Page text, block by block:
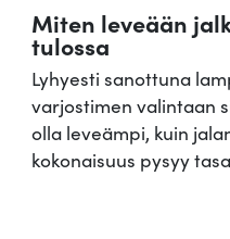
Miten leveään
tulossa
Lyhyesti sanottuna
varjostimen valintaan
olla leveämpi, kuin
kokonaisuus pysyy